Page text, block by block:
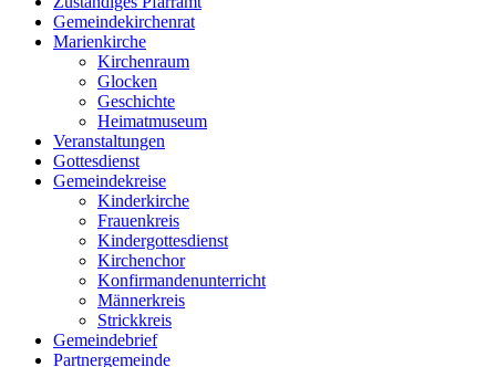
Gemeindekirchenrat
Marienkirche
Kirchenraum
Glocken
Geschichte
Heimatmuseum
Veranstaltungen
Gottesdienst
Gemeindekreise
Kinderkirche
Frauenkreis
Kindergottesdienst
Kirchenchor
Konfirmandenunterricht
Männerkreis
Strickkreis
Gemeindebrief
Partnergemeinde